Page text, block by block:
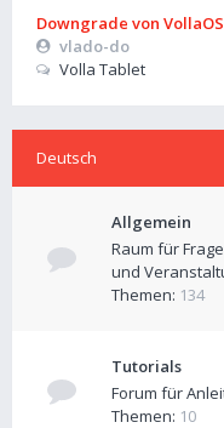
Downgrade von
vlado-do
Volla Tablet
Deutsch
Allgemein
Raum für
und
Themen: 134
Tutorials
Forum für
Themen: 10